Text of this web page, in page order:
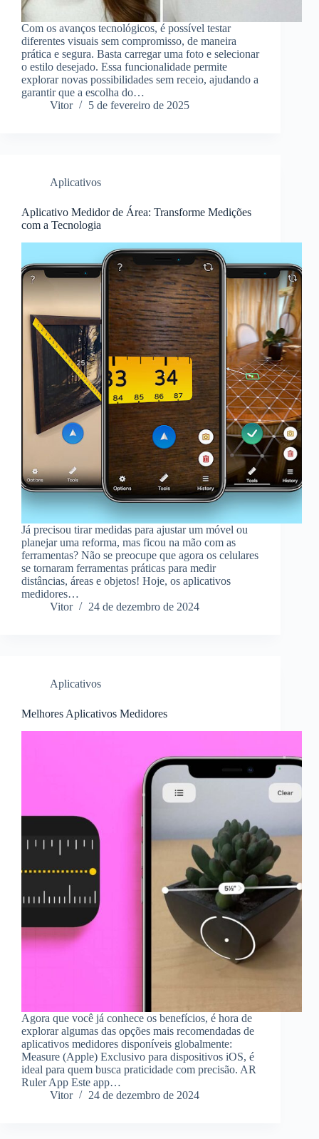
Com os avanços tecnológicos, é possível testar
diferentes visuais sem compromisso, de maneira
prática e segura. Basta carregar uma foto e selecionar
o estilo desejado. Essa funcionalidade permite
explorar novas possibilidades sem receio, ajudando a
garantir que a escolha do…
Vitor
5 de fevereiro de 2025
Aplicativos
Aplicativo Medidor de Área: Transforme Medições
com a Tecnologia
Já precisou tirar medidas para ajustar um móvel ou
planejar uma reforma, mas ficou na mão com as
ferramentas? Não se preocupe que agora os celulares
se tornaram ferramentas práticas para medir
distâncias, áreas e objetos! Hoje, os aplicativos
medidores…
Vitor
24 de dezembro de 2024
Aplicativos
Melhores Aplicativos Medidores
Agora que você já conhece os benefícios, é hora de
explorar algumas das opções mais recomendadas de
aplicativos medidores disponíveis globalmente:
Measure (Apple) Exclusivo para dispositivos iOS, é
ideal para quem busca praticidade com precisão. AR
Ruler App Este app…
Vitor
24 de dezembro de 2024